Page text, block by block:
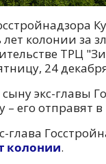
колонии за
ТРЦ
24
экс-главы
– его отправят
глава
колонии.